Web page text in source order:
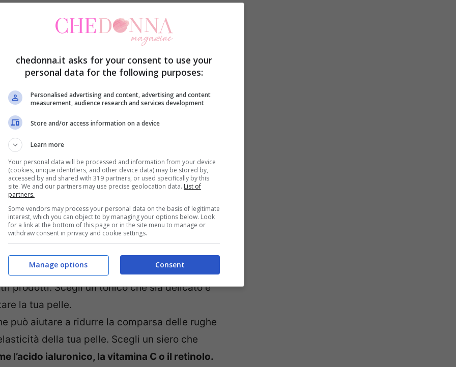
nuova routine skin care
al meglio della pelle dopo i 40 anni
idratanti e sieri antirughe sono solo alcuni
nella tua routine quotidiana di cura della
prodotti di qualitàche contengano ingredienti
dipende principalmente dal tuo
ci sono alcuni prodotti che possono essere
quarantina.
delicato è fondamentale per rimuovere le
seccarla o irritarla. Scegli un detergente
ad esempiosecca, grassa o mista.
il pH della tua pelle, idratarla e
prodotti. Scegli un tonico che sia delicato e
la tua pelle.
può aiutare a ridurre la comparsa delle rughe
della tua pelle. Scegli un siero che
l’acido ialuronico, la vitamina C o il retinolo.
chedonna.it asks for your consent to use your
personal data for the following purposes:
Personalised advertising and content, advertising and content
measurement, audience research and services development
Store and/or access information on a device
Learn more
Your personal data will be processed and information from your device
(cookies, unique identifiers, and other device data) may be stored by,
accessed by and shared with 319 partners, or used specifically by this
site. We and our partners may use precise geolocation data. List of
partners.
Some vendors may process your personal data on the basis of legitimate
interest, which you can object to by managing your options below. Look
for a link at the bottom of this page or in the site menu to manage or
withdraw consent in privacy and cookie settings.
Consent
Manage options